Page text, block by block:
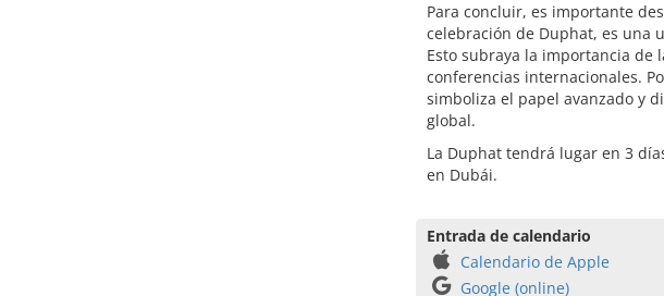
Para concluir, es importante
celebración de Duphat, es una
Esto subraya la importancia
conferencias internacionales.
simboliza el papel avanzado y
global.
La Duphat tendrá lugar en 3
en Dubái.
Entrada de calendario
Calendario de Apple
Google (online)